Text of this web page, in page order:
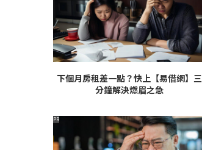
下個月房租差一點？快上【易借網】三
分鐘解決燃眉之急
PR